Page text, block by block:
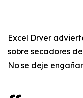
Excel Dryer
sobre secadores
No se deje